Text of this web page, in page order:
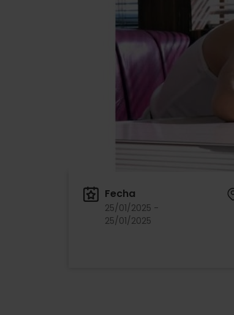
Fecha
25/01/2025 -
25/01/2025